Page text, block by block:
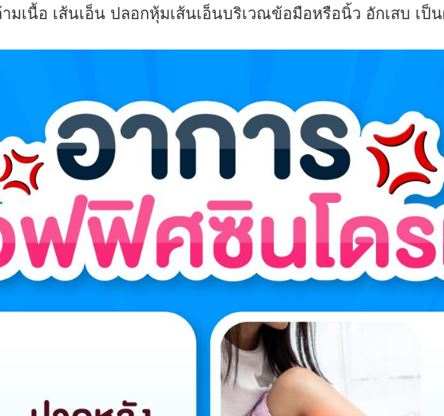
ามเนื้อ เส้นเอ็น ปลอกหุ้มเส้นเอ็นบริเวณข้อมือหรือนิ้ว อักเสบ เป็